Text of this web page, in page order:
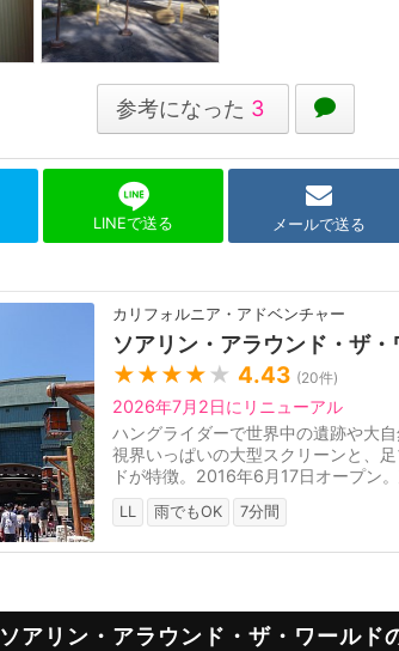
参考になった 3
LINEで送る メールで送る
カリフォルニア・アドベンチャー
ソアリン・アラウンド・ザ・
★★★★ ★ 4.43 (20件)
2026年7月2日にリニューアル
ハングライダーで世界中の遺跡や大自
視界いっぱいの大型スクリーンと、
ドが特徴。2016年6月17日オープン
て、2026年7月2日にアメリカ横断バ...
LL 雨でもOK 7分間
ソアリン・アラウンド・ザ・ワールド